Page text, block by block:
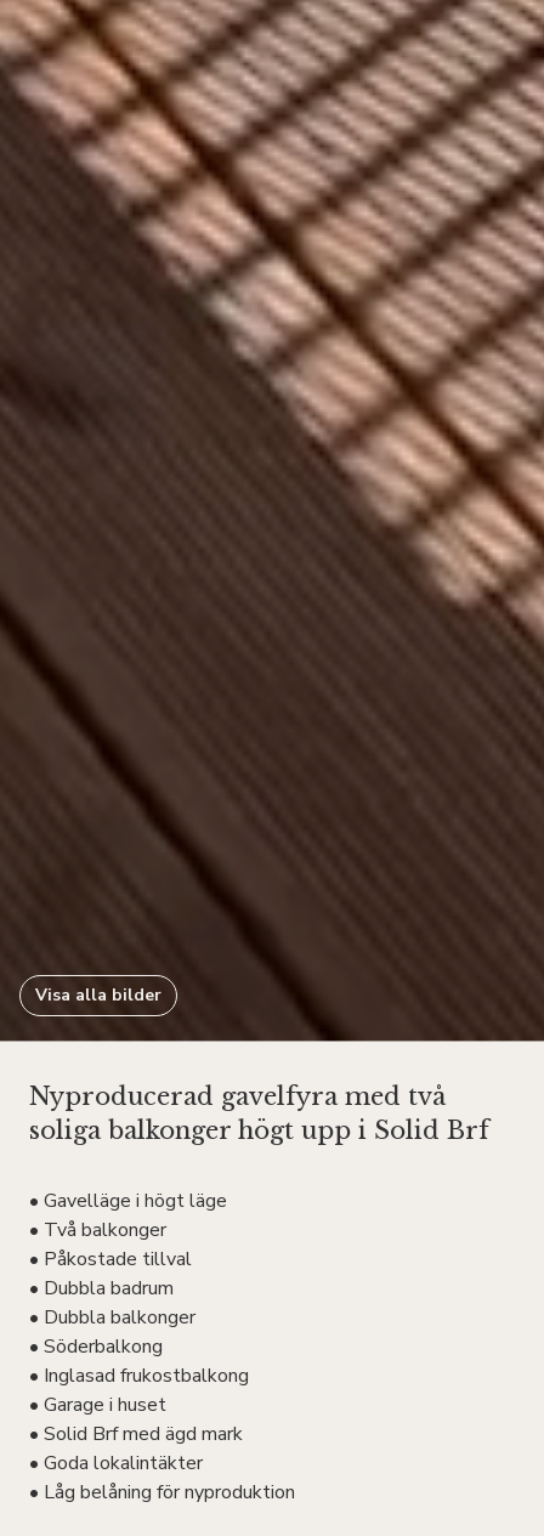
Visa alla bilder
Nyproducerad gavelfyra med två
soliga balkonger högt upp i Solid Brf
• Gavelläge i högt läge
• Två balkonger
• Påkostade tillval
• Dubbla badrum
• Dubbla balkonger
• Söderbalkong
• Inglasad frukostbalkong
• Garage i huset
• Solid Brf med ägd mark
• Goda lokalintäkter
• Låg belåning för nyproduktion